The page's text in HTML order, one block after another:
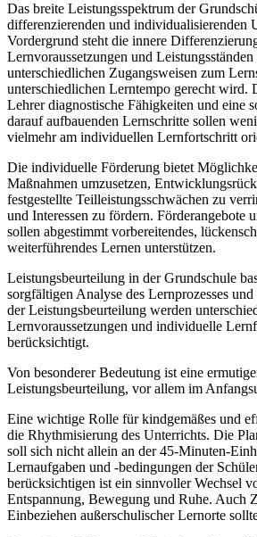
Das breite Leistungsspektrum der
differenzierenden und individualisierenden
Vordergrund steht die innere
Lernvoraussetzungen und
unterschiedlichen Zugangsweisen zum
unterschiedlichen Lerntempo gerecht wird.
Lehrer diagnostische Fähigkeiten und eine
darauf aufbauenden Lernschritte sollen
vielmehr am individuellen Lernfortschritt
Die individuelle Förderung bietet
Maßnahmen umzusetzen,
festgestellte Teilleistungsschwächen zu
und Interessen zu fördern. Förderangebote
sollen abgestimmt vorbereitendes,
weiterführendes Lernen unterstützen.
Leistungsbeurteilung in der Grundschule
sorgfältigen Analyse des Lernprozesses
der Leistungsbeurteilung werden
Lernvoraussetzungen und individuelle
berücksichtigt.
Von besonderer Bedeutung ist eine
Leistungsbeurteilung, vor allem im
Eine wichtige Rolle für kindgemäßes und
die Rhythmisierung des Unterrichts. Die
soll sich nicht allein an der 45-Minuten-
Lernaufgaben und -bedingungen der
berücksichtigen ist ein sinnvoller Wechsel
Entspannung, Bewegung und Ruhe. Auch
Einbeziehen außerschulischer Lernorte